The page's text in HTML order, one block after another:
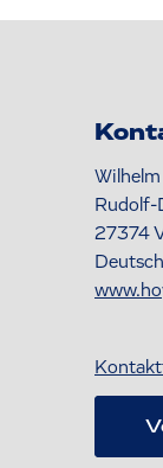
Wilhelm
Rudolf-
27374